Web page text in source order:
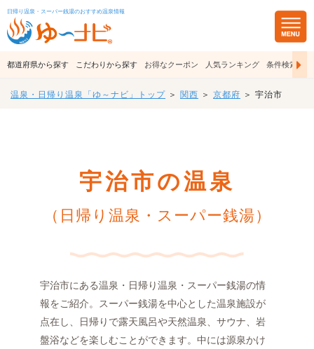
日帰り温泉・スーパー銭湯のおすすめ温泉情報
都道府県から探す こだわりから探す お得なクーポン 人気ランキング 条件検索
温泉・日帰り温泉「ゆ～ナビ」トップ ＞ 関西 ＞ 京都府 ＞ 宇治市
宇治市の温泉
（日帰り温泉・スーパー銭湯）
宇治市にある温泉・日帰り温泉・スーパー銭湯の情
報をご紹介。スーパー銭湯を中心とした温泉施設が
点在し、日帰りで露天風呂や天然温泉、サウナ、岩
盤浴などを楽しむことができます。中には源泉かけ